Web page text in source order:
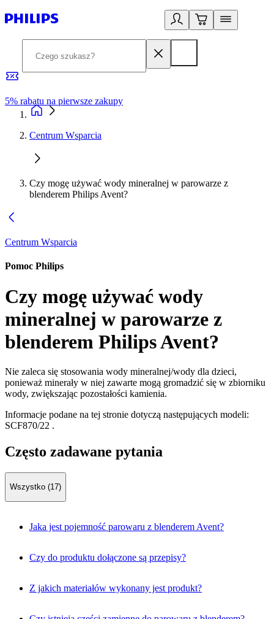
5% rabatu na pierwsze zakupy
Centrum Wsparcia
Czy mogę używać wody mineralnej w parowarze z
blenderem Philips Avent?
Centrum Wsparcia
Pomoc Philips
Czy mogę używać wody
mineralnej w parowarze z
blenderem Philips Avent?
Nie zaleca się stosowania wody mineralnej/wody dla dzieci,
ponieważ minerały w niej zawarte mogą gromadzić się w zbiorniku
wody, zwiększając pozostałości kamienia.
Informacje podane na tej stronie dotyczą następujących modeli:
SCF870/22 .
Często zadawane pytania
Wszystko (17)
Jaka jest pojemność parowaru z blenderem Avent?
Czy do produktu dołączone są przepisy?
Z jakich materiałów wykonany jest produkt?